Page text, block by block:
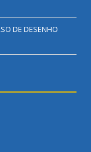
DE DESENHO